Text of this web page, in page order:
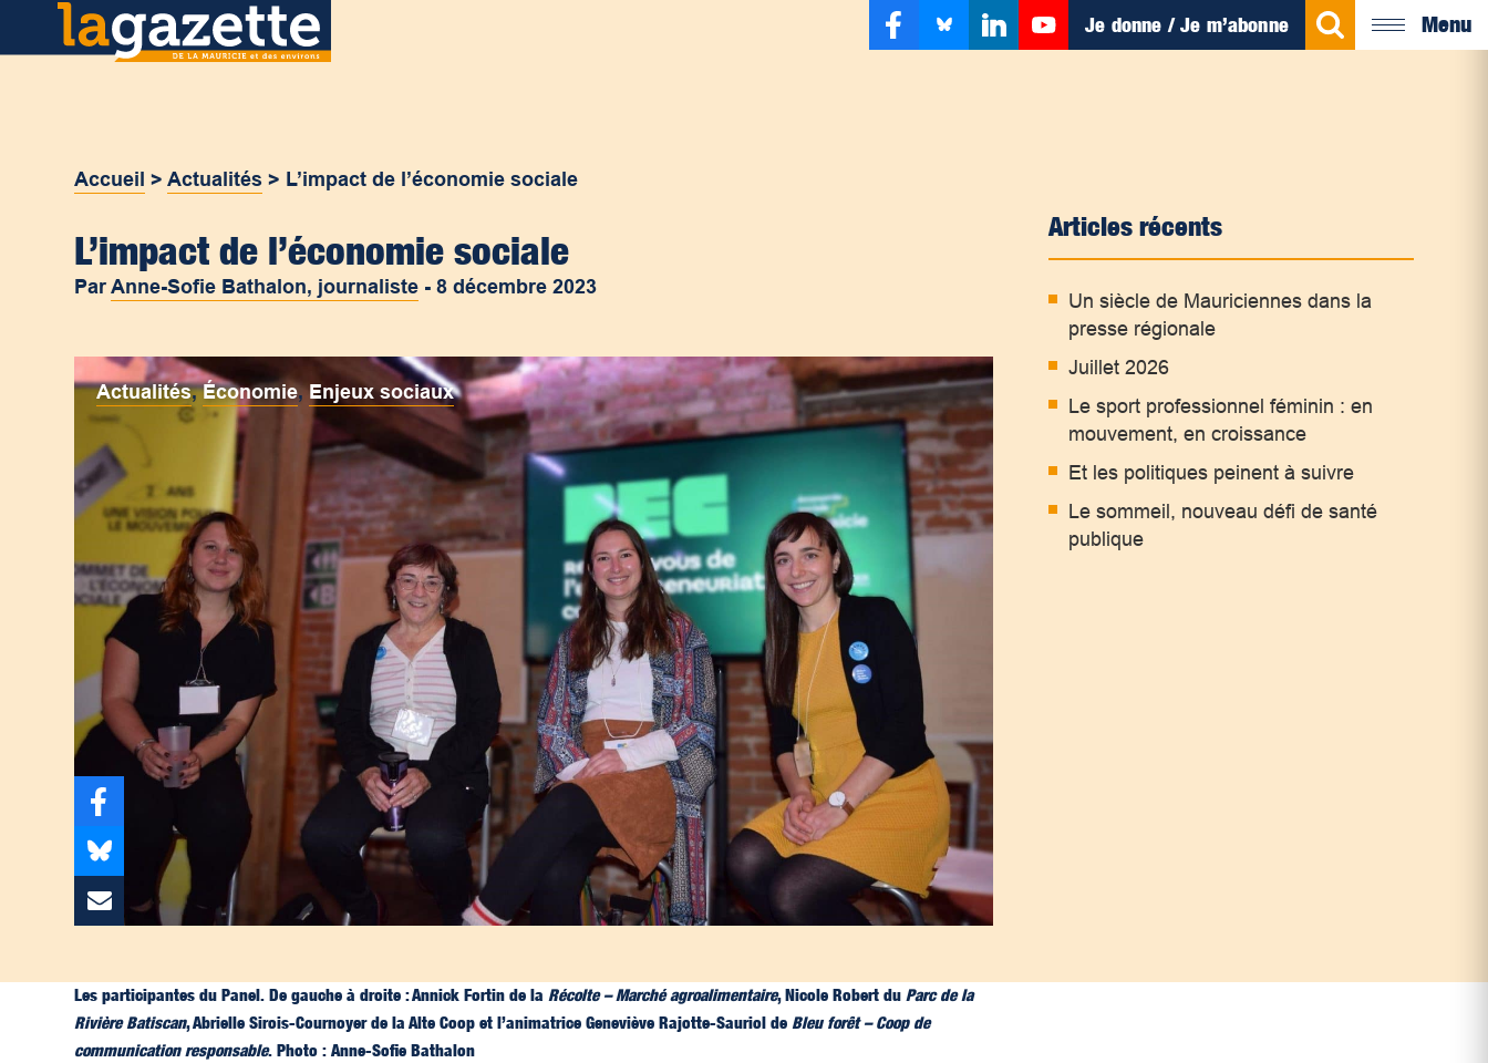
Je donne / Je m’abonne Menu
Accueil >Actualités > L’impact de l’économie sociale
L’impact de l’économie sociale
ParAnne-Sofie Bathalon, journaliste -8 décembre 2023
Actualités,Économie,Enjeux sociaux
Les participantes du Panel. De gauche à droite :Annick Fortin de la Récolte – Marché agroalimentaire, Nicole Robert du Parc de la
Rivière Batiscan,Abrielle Sirois-Cournoyer de la Alte Coop et l’animatriceGeneviève Rajotte-Sauriol de Bleu forêt – Coop de
communication responsable. Photo :Anne-Sofie Bathalon
Articles récents
Un siècle de Mauriciennes dans la
presse régionale
Juillet 2026
Le sport professionnel féminin : en
mouvement, en croissance
Et les politiques peinent à suivre
Le sommeil, nouveau défi de santé
publique